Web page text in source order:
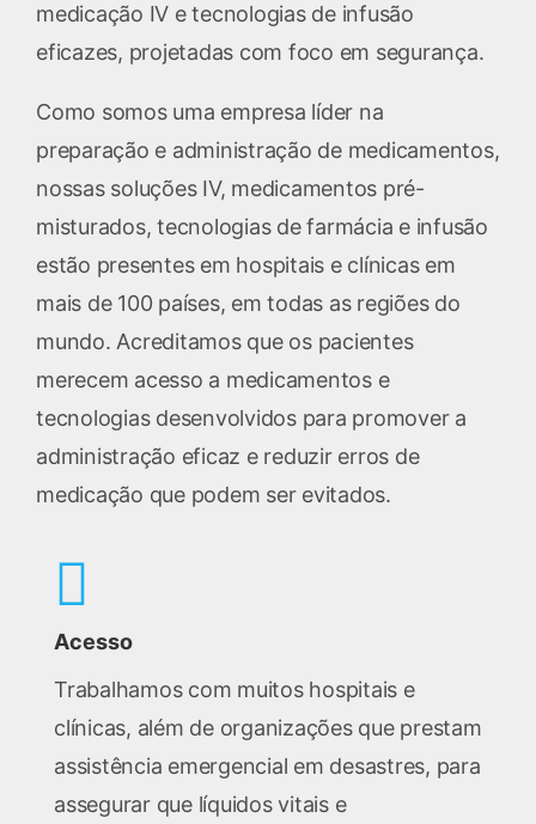
medicação IV e tecnologias de infusão
eficazes, projetadas com foco em segurança.
Como somos uma empresa líder na
preparação e administração de medicamentos,
nossas soluções IV, medicamentos pré-
misturados, tecnologias de farmácia e infusão
estão presentes em hospitais e clínicas em
mais de 100 países, em todas as regiões do
mundo. Acreditamos que os pacientes
merecem acesso a medicamentos e
tecnologias desenvolvidos para promover a
administração eficaz e reduzir erros de
medicação que podem ser evitados.
Acesso
Trabalhamos com muitos hospitais e
clínicas, além de organizações que prestam
assistência emergencial em desastres, para
assegurar que líquidos vitais e